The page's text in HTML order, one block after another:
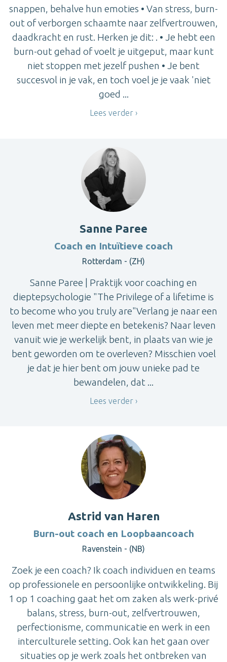
snappen, behalve hun emoties • Van stress, burn-
out of verborgen schaamte naar zelfvertrouwen,
daadkracht en rust. Herken je dit: . • Je hebt een
burn-out gehad of voelt je uitgeput, maar kunt
niet stoppen met jezelf pushen • Je bent
succesvol in je vak, en toch voel je je vaak 'niet
goed ...
Lees verder
Sanne Paree
Coach en Intuïtieve coach
Rotterdam - (ZH)
Sanne Paree | Praktijk voor coaching en
dieptepsychologie "The Privilege of a lifetime is
to become who you truly are"Verlang je naar een
leven met meer diepte en betekenis? Naar leven
vanuit wie je werkelijk bent, in plaats van wie je
bent geworden om te overleven? Misschien voel
je dat je hier bent om jouw unieke pad te
bewandelen, dat ...
Lees verder
Astrid van Haren
Burn-out coach en Loopbaancoach
Ravenstein - (NB)
Zoek je een coach? Ik coach individuen en teams
op professionele en persoonlijke ontwikkeling. Bij
1 op 1 coaching gaat het om zaken als werk-privé
balans, stress, burn-out, zelfvertrouwen,
perfectionisme, communicatie en werk in een
interculturele setting. Ook kan het gaan over
situaties op je werk zoals het ontbreken van